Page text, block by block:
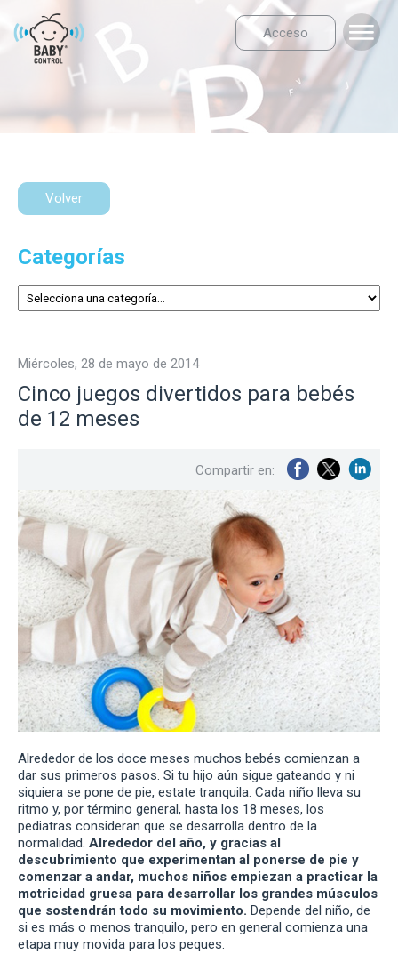
Acceso
Volver
Categorías
miércoles, 28 de mayo de 2014
Cinco juegos divertidos para bebés
de 12 meses
Compartir en:
Alrededor de los doce meses muchos bebés comienzan a
dar sus primeros pasos. Si tu hijo aún sigue gateando y ni
siquiera se pone de pie, estate tranquila. Cada niño lleva su
ritmo y, por término general, hasta los 18 meses, los
pediatras consideran que se desarrolla dentro de la
normalidad. Alrededor del año, y gracias al
descubrimiento que experimentan al ponerse de pie y
comenzar a andar, muchos niños empiezan a practicar la
motricidad gruesa para desarrollar los grandes músculos
que sostendrán todo su movimiento. Depende del niño, de
si es más o menos tranquilo, pero en general comienza una
etapa muy movida para los peques.